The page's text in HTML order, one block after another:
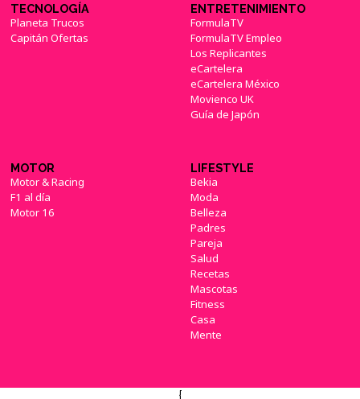
TECNOLOGÍA
Planeta Trucos
Capitán Ofertas
ENTRETENIMIENTO
FormulaTV
FormulaTV Empleo
Los Replicantes
eCartelera
eCartelera México
Movienco UK
Guía de Japón
MOTOR
Motor & Racing
F1 al día
Motor 16
LIFESTYLE
Bekia
Moda
Belleza
Padres
Pareja
Salud
Recetas
Mascotas
Fitness
Casa
Mente
{